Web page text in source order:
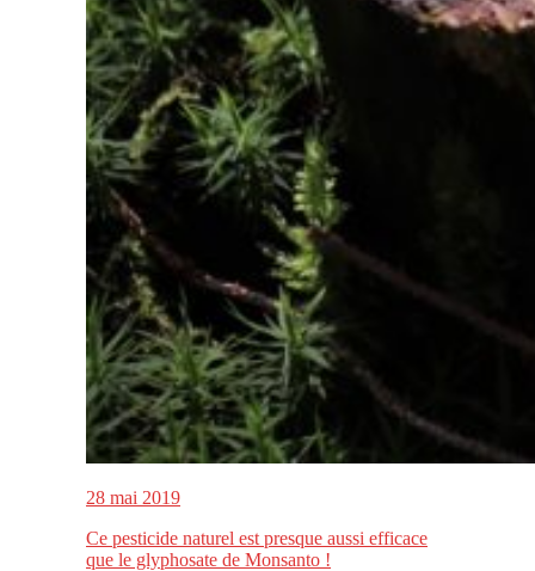
28 mai 2019
Ce pesticide naturel est presque aussi efficace
que le glyphosate de Monsanto !